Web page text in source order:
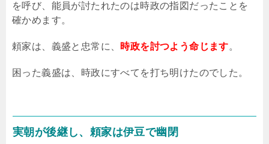
を呼び、能員が討たれたのは時政の指図だったことを
確かめます。
頼家は、義盛と忠常に、 時政を討つよう命じます。
困った義盛は、時政にすべてを打ち明けたのでした。
実朝が後継し、頼家は伊豆で幽閉